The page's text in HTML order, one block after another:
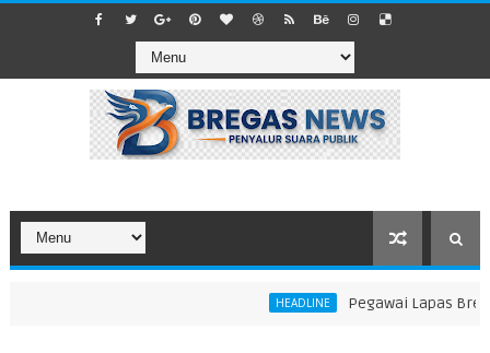
HEADLINE Pegawai Lapas